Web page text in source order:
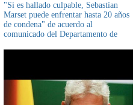
"Si es hallado culpable, Sebastían
Marset puede enfrentar hasta 20 años
de condena" de acuerdo al
comunicado del Departamento de